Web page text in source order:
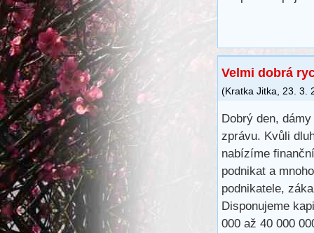
Velmi dobrá
(Kratka Jitka 23. 3.
Dobrý den,
zprávu. Kvůli
nabízíme
podnikat a
podnikatele,
Disponujeme
000 až 40 000